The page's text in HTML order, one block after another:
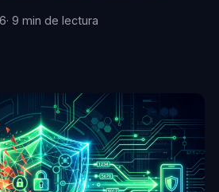
· 9 min de lectura